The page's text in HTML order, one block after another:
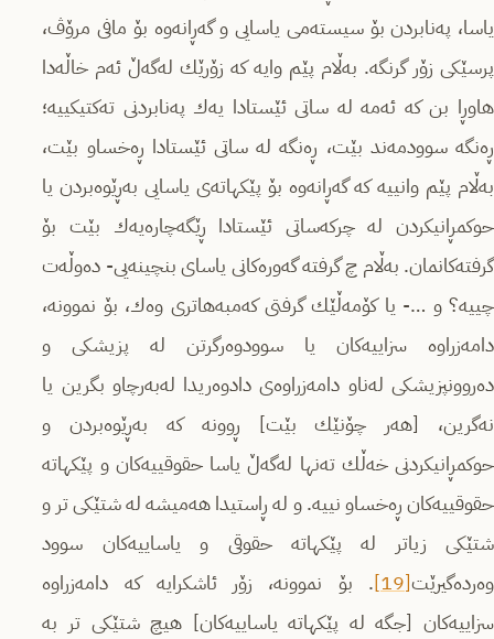
یاسا، په‌نابردن بۆ سیسته‌می یاسایی و گه‌ڕانه‌وه‌ بۆ مافی مرۆڤ،
پرسێكی زۆر گرنگه‌. به‌ڵام پێم وایه‌ كه‌ زۆرێك له‌گه‌ڵ ئه‌م خاڵه‌دا
هاوڕا بن كه‌ ئه‌مه‌ له‌ ساتی ئێستادا یه‌ك په‌نابردنی ته‌كتیكییه‌؛
ڕه‌نگه‌ سوودمه‌ند بێت، ڕه‌نگه‌ له‌ ساتی ئێستادا ڕه‌خساو بێت،
به‌ڵام پێم وانییه‌ كه‌ گه‌ڕانه‌وه‌ بۆ پێكهاته‌ی یاسایی به‌ڕێوه‌بردن یا
حوكمڕانیكردن له‌ چركه‌ساتی ئێستادا ڕێگه‌چاره‌یه‌ك بێت بۆ
گرفته‌كانمان. به‌ڵام چ گرفته‌ گه‌وره‌كانی یاسای بنچینه‌یی- ده‌وڵه‌ت
چییه‌؟ و …- یا كۆمه‌ڵێك گرفتی كه‌مبه‌هاتری وه‌ك، بۆ نموونه‌،
دامه‌زراوه‌ سزاییه‌كان یا سوودوه‌رگرتن له‌ پزیشكی و
ده‌روونپزیشكی له‌ناو دامه‌زراوه‌ی دادوه‌ریدا له‌به‌رچاو بگرین یا
نه‌گرین، [هه‌ر چۆنێك بێت] ڕوونه‌ كه‌ به‌ڕێوه‌بردن و
حوكمڕانیكردنی خه‌ڵك ته‌نها له‌گه‌ڵ یاسا حقوقییه‌كان و پێكهاته‌
حقوقییه‌كان ڕه‌خساو نییه. و له‌ ڕاستیدا هه‌میشه‌ له‌ شتێكی تر و
شتێكی زیاتر له‌ پێكهاته‌ حقوقی و یاساییه‌كان سوود
وه‌رده‌گیرێت[19]
. بۆ نموونه‌، زۆر ئاشكرایه‌‌ كه‌ دامه‌زراوه‌
سزاییه‌كان [جگه‌ له‌ پێكهاته‌ یاساییه‌كان] هیچ شتێكی تر به‌